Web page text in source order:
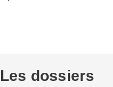
Les dossiers